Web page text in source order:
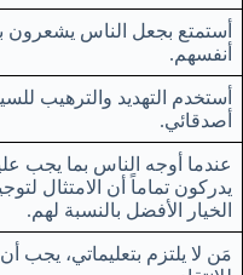
أستمتع بجعل الناس يشعرون
أنفسهم.
أستخدم التهديد والترهيب
أصدقائي.
عندما أوجه الناس بما يجب
يدركون تماماً أن الامتثال
الخيار الأفضل بالنسبة لهم.
مَن لا يلتزم بتعليماتي، يجب